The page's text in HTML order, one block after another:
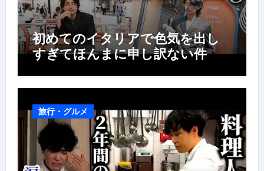
初めてのイタリアで色気を出し
すぎてほんまに申し訳ない件
旅行・グルメ